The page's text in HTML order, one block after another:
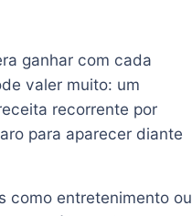
ganhar com cada
valer muito: um
recorrente por
para aparecer diante
como entretenimento ou